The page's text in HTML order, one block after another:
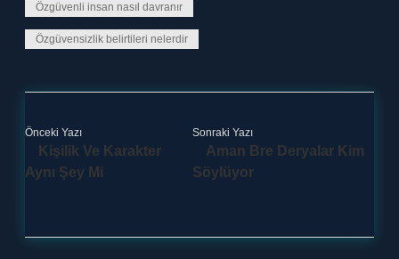
Özgüvenli insan nasıl davranır
Özgüvensizlik belirtileri nelerdir
Önceki Yazı
Kişilik Ve Karakter
Aynı Şey Mi
Sonraki Yazı
Aman Bre Deryalar Kim
Söylüyor